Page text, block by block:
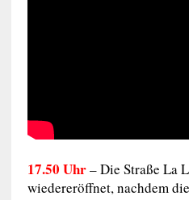
17.50 Uhr– Die Straße La
wiedereröffnet, nachdem